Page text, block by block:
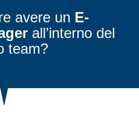
avere un E-
all’interno del
team?